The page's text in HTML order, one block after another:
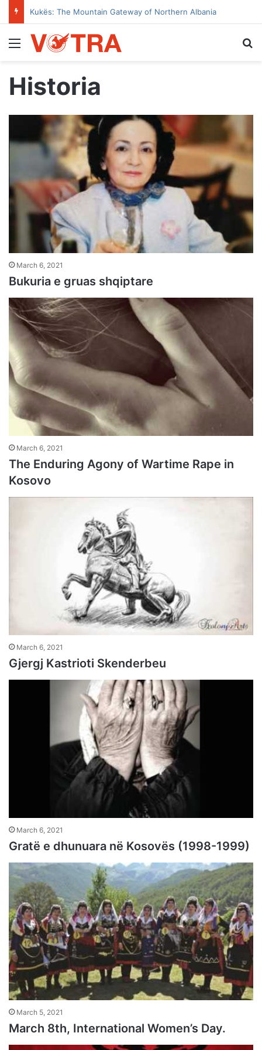
Kukës: The Mountain Gateway of Northern Albania
Menu
Historia
March 6, 2021
Bukuria e gruas shqiptare
March 6, 2021
The Enduring Agony of Wartime Rape in
Kosovo
March 6, 2021
Gjergj Kastrioti Skenderbeu
March 6, 2021
Gratë e dhunuara në Kosovës (1998-1999)
March 5, 2021
March 8th, International Women’s Day.